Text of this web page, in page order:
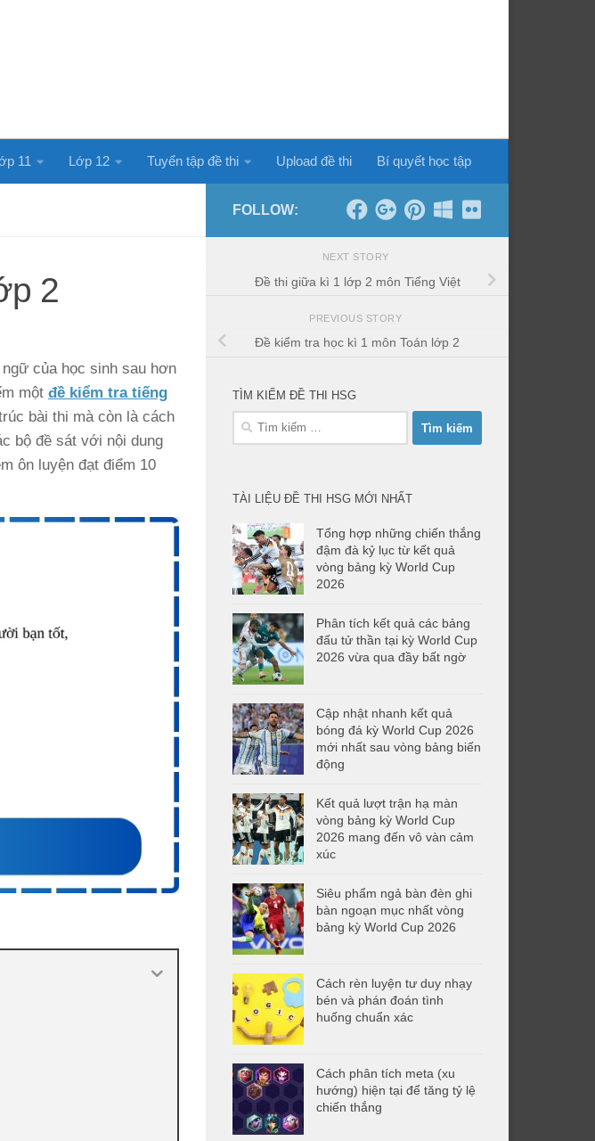
11 Lớp 12 Tuyển tập đề thi Upload đề thi Bí quyết học tập
2
của học sinh sau hơn
một đề kiểm tra tiếng
bài thi mà còn là cách
bộ đề sát với nội dung
ôn luyện đạt điểm 10
FOLLOW:
NEXT STORY
Đề thi giữa kì 1 lớp 2 môn Tiếng Việt
PREVIOUS STORY
Đề kiểm tra học kì 1 môn Toán lớp 2
TÌM KIẾM ĐỀ THI HSG
Tìm
TÀI LIỆU ĐỀ THI HSG MỚI NHẤT
Tổng hợp những chiến thắng
đậm đà kỷ lục từ kết quả
vòng bảng kỳ World Cup
2026
Phân tích kết quả các bảng
đấu tử thần tại kỳ World Cup
2026 vừa qua đầy bất ngờ
Cập nhật nhanh kết quả
bóng đá kỳ World Cup 2026
mới nhất sau vòng bảng biến
động
Kết quả lượt trận hạ màn
vòng bảng kỳ World Cup
2026 mang đến vô vàn cảm
xúc
Siêu phẩm ngả bàn đèn ghi
bàn ngoạn mục nhất vòng
bảng kỳ World Cup 2026
Cách rèn luyện tư duy nhạy
bén và phán đoán tình
huống chuẩn xác
Cách phân tích meta (xu
hướng) hiện tại để tăng tỷ lệ
chiến thắng